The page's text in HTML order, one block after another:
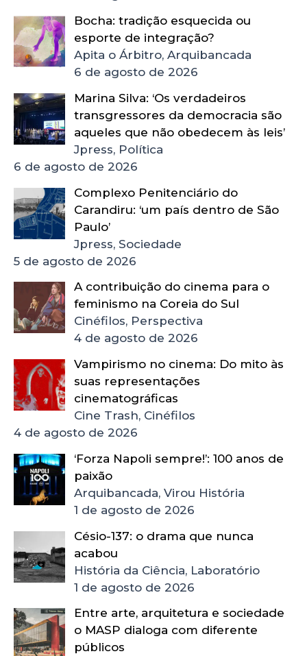
Bocha: tradição esquecida ou
esporte de integração?
Apita o Árbitro, Arquibancada
6 de agosto de 2026
Marina Silva: ‘Os verdadeiros
transgressores da democracia são
aqueles que não obedecem às leis’
Jpress, Política
6 de agosto de 2026
Complexo Penitenciário do
Carandiru: ‘um país dentro de São
Paulo’
Jpress, Sociedade
5 de agosto de 2026
A contribuição do cinema para o
feminismo na Coreia do Sul
Cinéfilos, Perspectiva
4 de agosto de 2026
Vampirismo no cinema: Do mito às
suas representações
cinematográficas
Cine Trash, Cinéfilos
4 de agosto de 2026
‘Forza Napoli sempre!’: 100 anos de
paixão
Arquibancada, Virou História
1 de agosto de 2026
Césio-137: o drama que nunca
acabou
História da Ciência, Laboratório
1 de agosto de 2026
Entre arte, arquitetura e sociedade
o MASP dialoga com diferente
públicos